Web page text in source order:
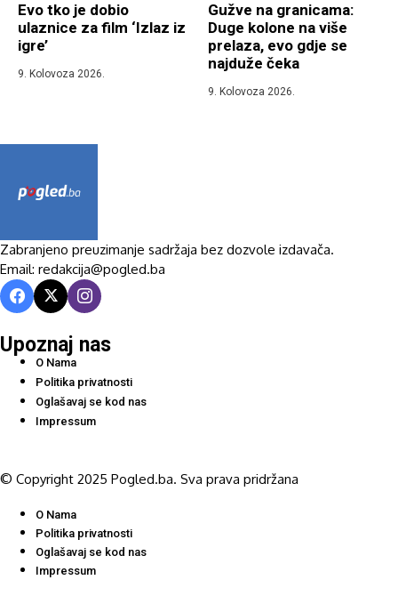
Evo tko je dobio
ulaznice za film ‘Izlaz iz
igre’
9. Kolovoza 2026.
Gužve na granicama:
Duge kolone na više
prelaza, evo gdje se
najduže čeka
9. Kolovoza 2026.
Zabranjeno preuzimanje sadržaja bez dozvole izdavača.
Email: redakcija@pogled.ba
Upoznaj nas
O Nama
Politika privatnosti
Oglašavaj se kod nas
Impressum
© Copyright 2025 Pogled.ba. Sva prava pridržana
O Nama
Politika privatnosti
Oglašavaj se kod nas
Impressum